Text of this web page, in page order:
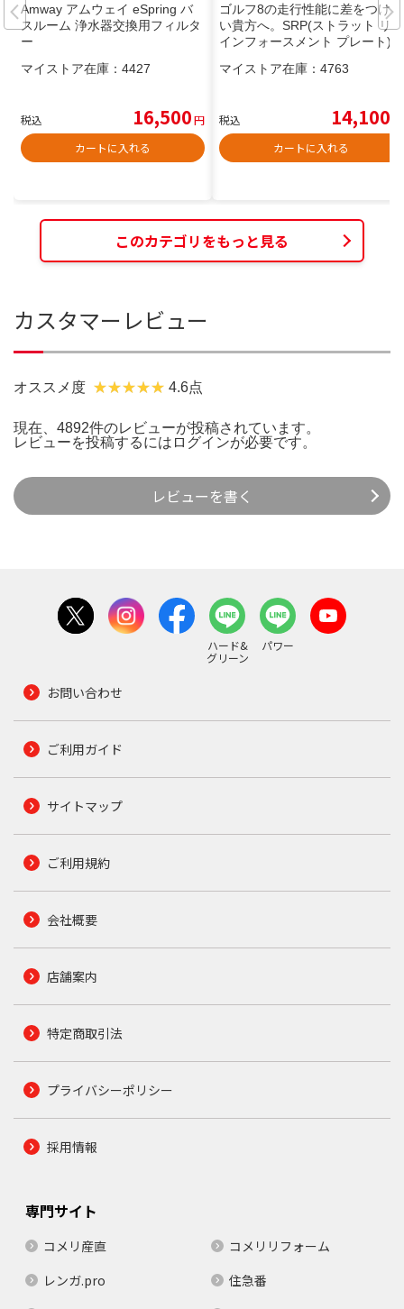
Amway アムウェイ eSpring バ
スルーム 浄水器交換用フィルタ
ー
マイストア在庫： 4427
税込 16,500円
カートに入れる
ゴルフ8の走行性能に差をつけた
い貴方へ。SRP(ストラット リ
インフォースメント プレート)
マイストア在庫： 4763
税込 14,100
カートに入れる
このカテゴリをもっと見る
カスタマーレビュー
オススメ度 4.6点
現在、4892件のレビューが投稿されています。
レビューを投稿するには ログインが必要です。
レビューを書く
ハード&
グリーン
パワー
お問い合わせ
ご利用ガイド
サイトマップ
ご利用規約
会社概要
店舗案内
特定商取引法
プライバシーポリシー
採用情報
専門サイト
コメリ産直
コメリリフォーム
レンガ.pro
住急番